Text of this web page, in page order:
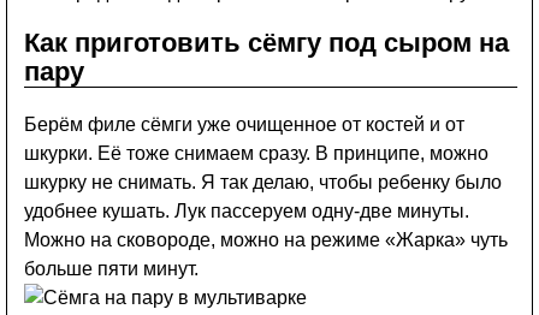
Как приготовить сёмгу под сыром на
пару
Берём филе сёмги уже очищенное от костей и от
шкурки. Её тоже снимаем сразу. В принципе, можно
шкурку не снимать. Я так делаю, чтобы ребенку было
удобнее кушать. Лук пассеруем одну-две минуты.
Можно на сковороде, можно на режиме «Жарка» чуть
больше пяти минут.